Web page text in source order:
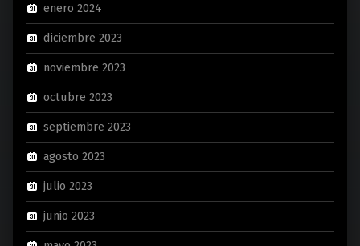
enero 2024
diciembre 2023
noviembre 2023
octubre 2023
septiembre 2023
agosto 2023
julio 2023
junio 2023